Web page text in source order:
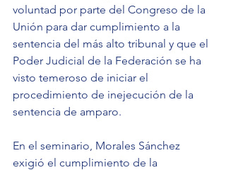
voluntad por parte del Congreso de la
Unión para dar cumplimiento a la
sentencia del más alto tribunal y que el
Poder Judicial de la Federación se ha
visto temeroso de iniciar el
procedimiento de inejecución de la
sentencia de amparo.
En el seminario, Morales Sánchez
exigió el cumplimiento de la